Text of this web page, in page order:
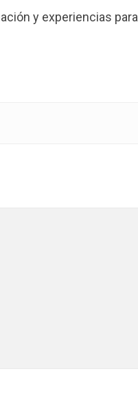
y experiencias para